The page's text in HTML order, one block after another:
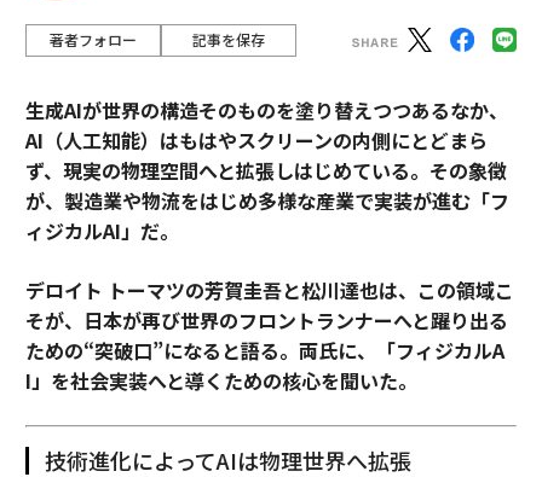
著者フォロー 記事を保存
生成AIが世界の構造そのものを塗り替えつつあるなか、
AI（人工知能）はもはやスクリーンの内側にとどまら
ず、現実の物理空間へと拡張しはじめている。その象徴
が、製造業や物流をはじめ多様な産業で実装が進む「フ
ィジカルAI」だ。
デロイト トーマツの芳賀圭吾と松川達也は、この領域こ
そが、日本が再び世界のフロントランナーへと躍り出る
ための“突破口”になると語る。両氏に、「フィジカルA
I」を社会実装へと導くための核心を聞いた。
技術進化によってAIは物理世界へ拡張